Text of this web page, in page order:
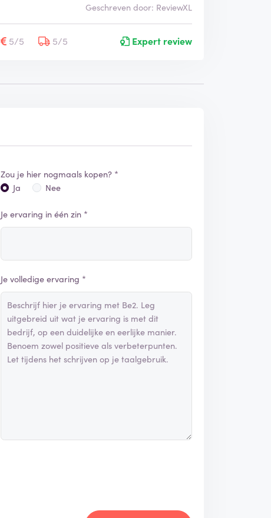
Geschreven door: ReviewXL
5/5 5/5 Expert review
Zou je hier nogmaals kopen? *
Ja
Nee
Je ervaring in één zin *
Je volledige ervaring *